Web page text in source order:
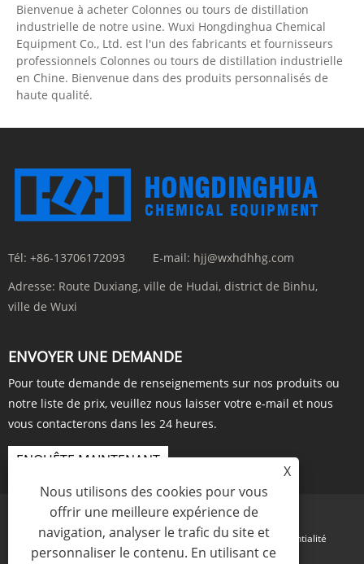
Bienvenue à acheter Colonnes ou tours de distillation
industrielle de notre usine. Wuxi Hongdinghua Chemical
Equipment Co., Ltd. est l'un des fabricants et fournisseurs
professionnels Colonnes ou tours de distillation industrielle
en Chine. Bienvenue dans des produits personnalisés de
haute qualité.
Tél: +86-13706172093 E-mail: hjj@wxhdhhg.com
Adresse: Route Duxiang, ville de Hudai, district de Binhu,
ville de Wuxi
ENVOYER UNE DEMANDE
Pour toute demande de renseignements sur nos produits ou
notre liste de prix, veuillez nous laisser votre e-mail et nous
vous contacterons dans les 24 heures.
ENQUÊTE MAINTENANT
Links Sitemap RSS XML politique de confidentialité
X
Nous utilisons des cookies pour vous
offrir une meilleure expérience de
navigation, analyser le trafic du site et
personnaliser le contenu. En utilisant ce